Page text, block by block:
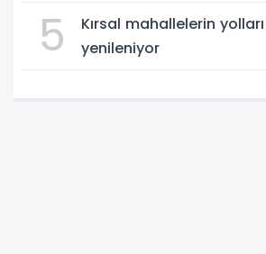
5
Kırsal mahallelerin
yenileniyor